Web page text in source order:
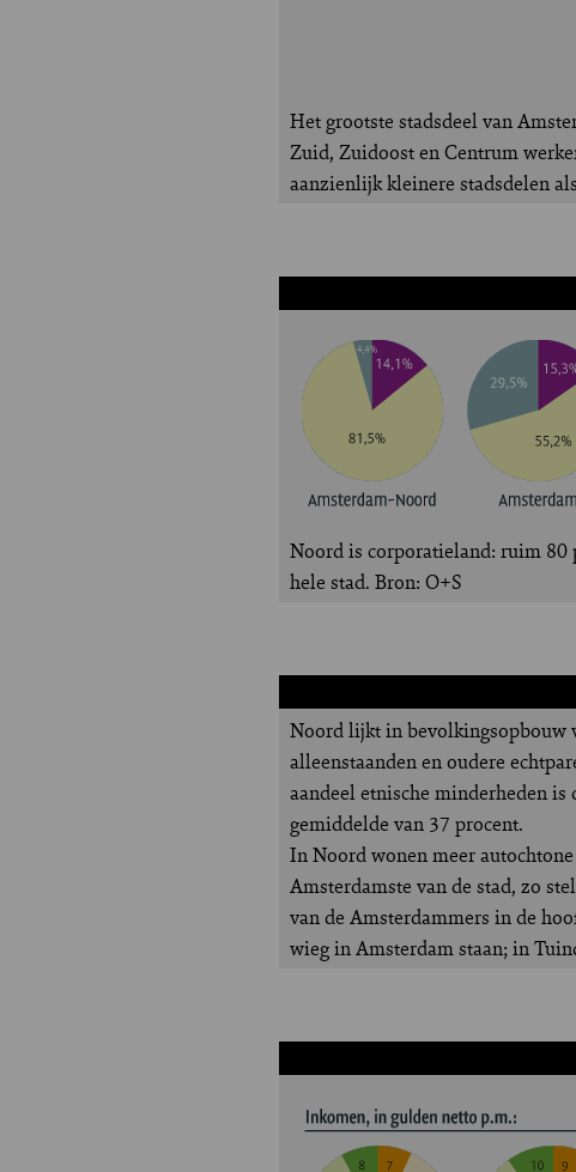
Het grootste stadsdeel van
Zuid, Zuidoost en Centrum
aanzienlijk kleinere stadsdelen
Noord is corporatieland: ruim 80
hele stad. Bron: O+S
Noord lijkt in bevolkingsopbouw
alleenstaanden en oudere
aandeel etnische minderheden
gemiddelde van 37 procent.
In Noord wonen meer
Amsterdamste van de stad, zo
van de Amsterdammers in de
wieg in Amsterdam staan; in